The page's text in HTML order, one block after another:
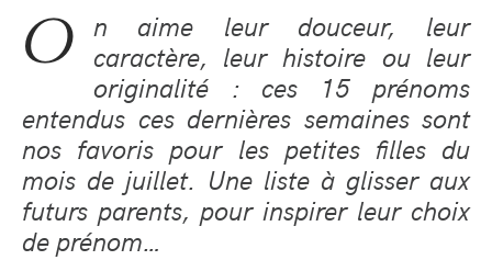
O n aime leur douceur, leur
caractère, leur histoire ou leur
originalité : ces 15 prénoms
entendus ces dernières semaines sont
nos favoris pour les petites filles du
mois de juillet. Une liste à glisser aux
futurs parents, pour inspirer leur choix
de prénom…